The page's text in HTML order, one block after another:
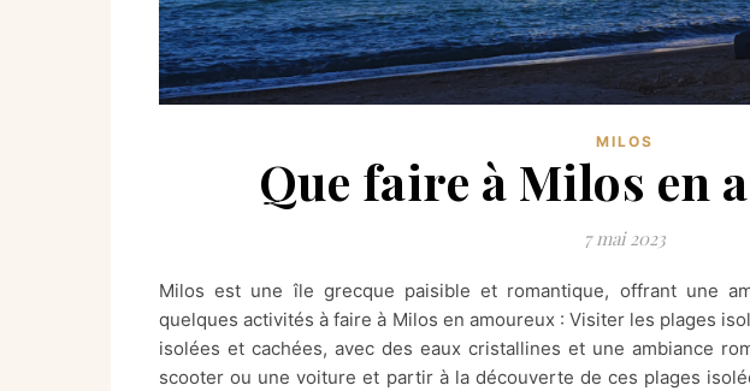
MILOS
Que faire à Milos en
7 mai 2023
Milos est une île grecque paisible et romantique, offrant une
quelques activités à faire à Milos en amoureux : Visiter les plages
isolées et cachées, avec des eaux cristallines et une ambiance
scooter ou une voiture et partir à la découverte de ces plages